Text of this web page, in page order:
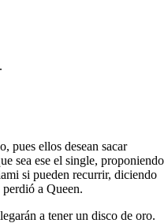
pues ellos desean sacar
sea ese el single, proponiendo
si pueden recurrir, diciendo
a Queen.
a tener un disco de oro.